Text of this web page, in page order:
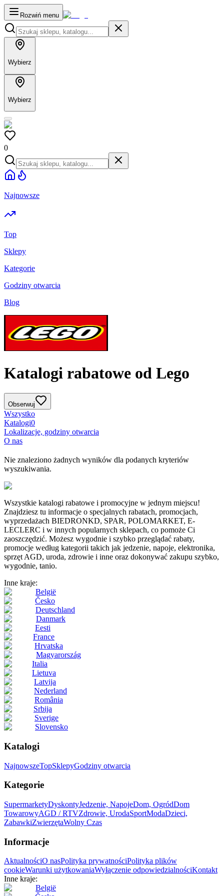
Rozwiń menu
Wybierz
Wybierz
0
Najnowsze
Top
Sklepy
Kategorie
Godziny otwarcia
Blog
Katalogi rabatowe od Lego
Obserwuj
Wszystko
Katalogi0
Lokalizacje, godziny otwarcia
O nas
Nie znaleziono żadnych wyników dla podanych kryteriów
wyszukiwania.
Wszystkie katalogi rabatowe i promocyjne w jednym miejscu!
Znajdziesz tu informacje o specjalnych rabatach, promocjach,
wyprzedażach BIEDRONKD, SPAR, POLOMARKET, E-
LECLERC i w innych popularnych sklepach, co pomoże Ci
zaoszczędzić. Możesz wygodnie i szybko przeglądać rabaty,
promocje według kategorii takich jak jedzenie, napoje, elektronika,
sprzęt AGD, uroda, zdrowie i inne oraz dokonywać zakupu szybko,
wygodnie, tanio.
Inne kraje:
België
Česko
Deutschland
Danmark
Eesti
France
Hrvatska
Magyarország
Italia
Lietuva
Latvija
Nederland
România
Srbija
Sverige
Slovensko
Katalogi
NajnowszeTopSklepyGodziny otwarcia
Kategorie
SupermarketyDyskontyJedzenie, NapojeDom, OgródDom
TowarowyAGD / RTVZdrowie, UrodaSportModaDzieci,
ZabawkiZwierzętaWolny Czas
Informacje
AktualnościO nasPolityka prywatnościPolityka plików
cookieWarunki użytkowaniaWyłączenie odpowiedzialnościKontakt
Inne kraje:
België